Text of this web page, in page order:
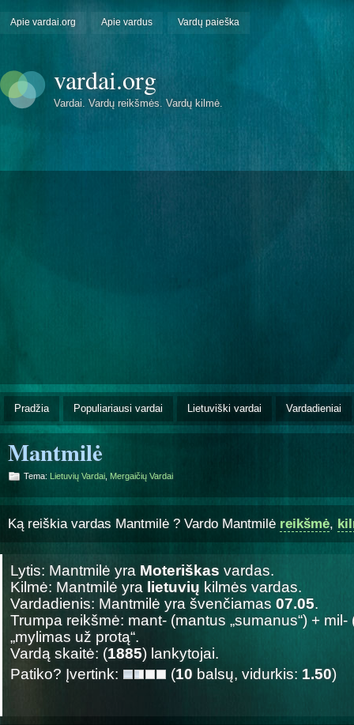
Apie vardai.org Apie vardus Vardų paieška
vardai.org
Vardai. Vardų reikšmės. Vardų kilmė.
Pradžia Populiariausi vardai Lietuviški vardai Vardadieniai
Mantmilė
Tema: Lietuvių Vardai Mergaičių Vardai
Ką reiškia vardas Mantmilė ? Vardo Mantmilė reikšmė,
Lytis: Mantmilė yra Moteriškas vardas.
Kilmė: Mantmilė yra lietuvių kilmės vardas.
Vardadienis: Mantmilė yra švenčiamas 07.05.
Trumpa reikšmė: mant- (mantus „sumanus“) + mil-
„mylimas už protą“.
Vardą skaitė: (1885) lankytojai.
Patiko? Įvertink:
(10 balsų, vidurkis: 1.50)